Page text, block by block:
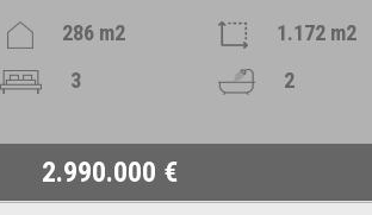
286 m2
1.172 m2
3
2
2.990.000 €